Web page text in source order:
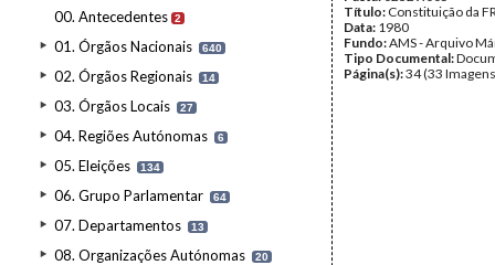
00. Antecedentes 2
01. Órgãos Nacionais 640
02. Órgãos Regionais 14
03. Órgãos Locais 27
04. Regiões Autónomas 6
05. Eleições 134
06. Grupo Parlamentar 64
07. Departamentos 13
08. Organizações Autónomas 20
Título: Constituição da
Data: 1980
Fundo:AMS - Arquivo
Tipo Documental:
Página(s):34 (33